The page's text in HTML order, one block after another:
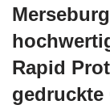
Rapid
gedruckte